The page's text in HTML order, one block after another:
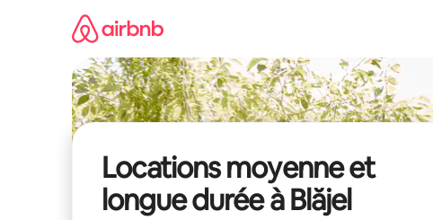
Locations moyenne et
longue durée à Blăjel